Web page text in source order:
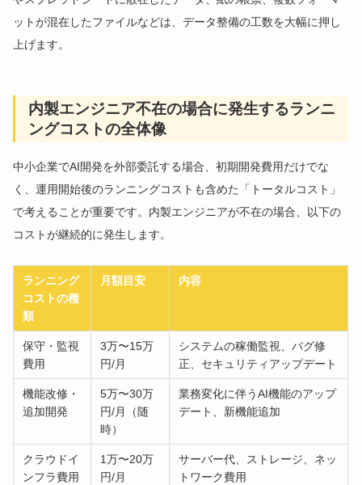
ットが混在したファイルなどは、データ整備の工数を大幅に押し
上げます。
内製エンジニア不在の場合に発生するランニ
ングコストの全体像
中小企業でAI開発を外部委託する場合、初期開発費用だけでな
く、運用開始後のランニングコストも含めた「トータルコスト」
で考えることが重要です。内製エンジニアが不在の場合、以下の
コストが継続的に発生します。
ランニング
コストの種
類
月額目安 内容
保守・監視
費用
3万〜15万
円/月
システムの稼働監視、バグ修
正、セキュリティアップデート
機能改修・
追加開発
5万〜30万
円/月（随
時）
業務変化に伴うAI機能のアップ
デート、新機能追加
クラウドイ
ンフラ費用
1万〜20万
円/月
サーバー代、ストレージ、ネッ
トワーク費用